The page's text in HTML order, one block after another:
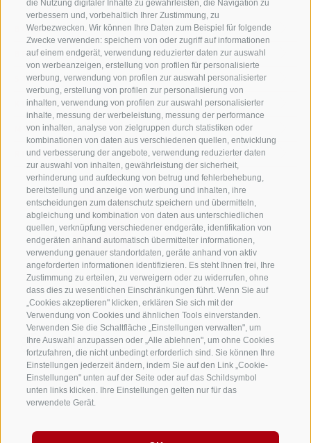
die Nutzung digitaler Inhalte zu gewährleisten, die Navigation zu
verbessern und, vorbehaltlich Ihrer Zustimmung, zu
Werbezwecken. Wir können Ihre Daten zum Beispiel für folgende
Zwecke verwenden: speichern von oder zugriff auf informationen
auf einem endgerät, verwendung reduzierter daten zur auswahl
von werbeanzeigen, erstellung von profilen für personalisierte
werbung, verwendung von profilen zur auswahl personalisierter
werbung, erstellung von profilen zur personalisierung von
inhalten, verwendung von profilen zur auswahl personalisierter
inhalte, messung der werbeleistung, messung der performance
von inhalten, analyse von zielgruppen durch statistiken oder
kombinationen von daten aus verschiedenen quellen, entwicklung
und verbesserung der angebote, verwendung reduzierter daten
zur auswahl von inhalten, gewährleistung der sicherheit,
verhinderung und aufdeckung von betrug und fehlerbehebung,
bereitstellung und anzeige von werbung und inhalten, ihre
entscheidungen zum datenschutz speichern und übermitteln,
abgleichung und kombination von daten aus unterschiedlichen
quellen, verknüpfung verschiedener endgeräte, identifikation von
endgeräten anhand automatisch übermittelter informationen,
verwendung genauer standortdaten, geräte anhand von aktiv
angeforderten informationen identifizieren. Es steht Ihnen frei, Ihre
Zustimmung zu erteilen, zu verweigern oder zu widerrufen, ohne
dass dies zu wesentlichen Einschränkungen führt. Wenn Sie auf
„Cookies akzeptieren" klicken, erklären Sie sich mit der
Verwendung von Cookies und ähnlichen Tools einverstanden.
Verwenden Sie die Schaltfläche „Einstellungen verwalten", um
Ihre Auswahl anzupassen oder „Alle ablehnen", um ohne Cookies
fortzufahren, die nicht unbedingt erforderlich sind. Sie können Ihre
Einstellungen jederzeit ändern, indem Sie auf den Link „Cookie-
Einstellungen" unten auf der Seite oder auf das Schildsymbol
unten links klicken. Ihre Einstellungen gelten nur für das
verwendete Gerät.
BOZEN RECHTSSITZ
BRIXEN
STERZING
KLAUSEN
MONTAN
RITTEN
IMPRESSUM SITEMAP